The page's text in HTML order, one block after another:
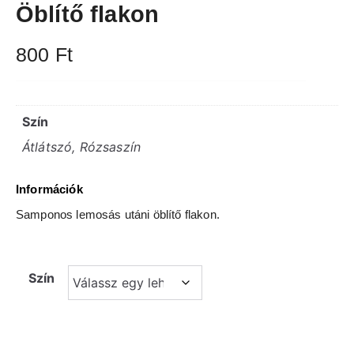
Öblítő flakon
800 Ft
Szín
Átlátszó, Rózsaszín
Információk
Samponos lemosás utáni öblítő flakon.
Szín